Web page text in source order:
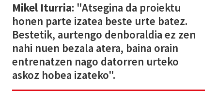
Mikel Iturria: "Atsegina da proiektu
honen parte izatea beste urte batez.
Bestetik, aurtengo denboraldia ez zen
nahi nuen bezala atera, baina orain
entrenatzen nago datorren urteko
askoz hobea izateko".